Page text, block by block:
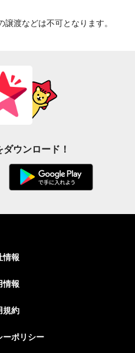
渡などは不可となります。
ウンロード！
情報
情報
規約
ーポリシー